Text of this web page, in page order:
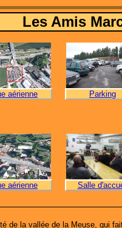
Les Amis
aérienne Parking
aérienne Salle
de la vallée de la Meuse, qui